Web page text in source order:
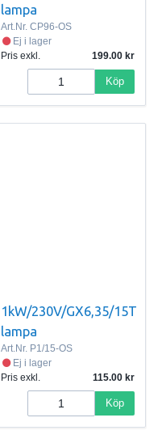
lampa
Art.Nr. CP96-OS
Ej i lager
Pris exkl.
199.00
Köp
1kW/230V/GX6,35/15T
lampa
Art.Nr. P1/15-OS
Ej i lager
Pris exkl.
115.00
Köp